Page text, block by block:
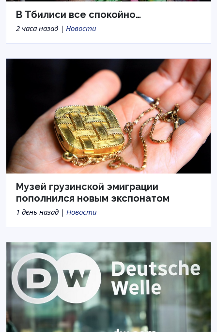
В Тбилиси все спокойно…
2 часа назад | Новости
Музей грузинской эмиграции
пополнился новым экспонатом
1 день назад | Новости